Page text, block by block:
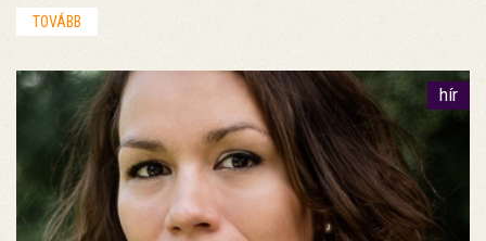
TOVÁBB
hír